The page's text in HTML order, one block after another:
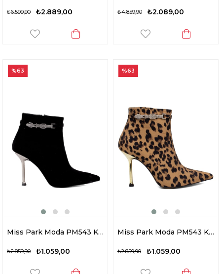
₺2.889,00
₺6.599,90 ₺2.089,00
₺4.859,90
Miss Park Moda PM543 K1010 Kadın Klasik Topuklu Bot Siyah
₺1.059,00
₺2.859,90
%63
Miss Park Moda PM543 K1010-1 Kadın Klasik Topuklu Bot Siyah
₺1.059,00
₺2.859,90
%63